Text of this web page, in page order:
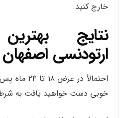
خارج کنید.
نتایج
ارتودنسی اصفهان
احتمالاً در
خوبی دست خواهید یافت به